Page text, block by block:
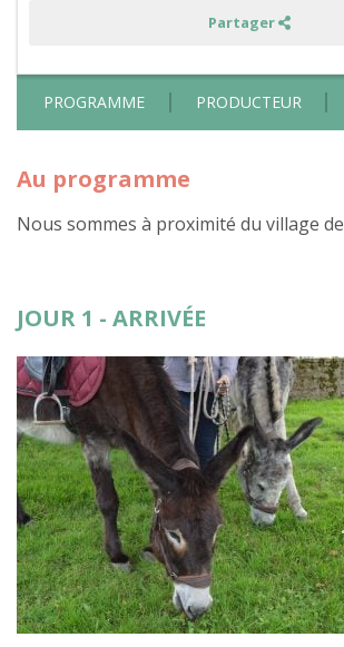
PROGRAMME PRODUCTEUR
Au programme
Nous sommes à proximité du village de
JOUR 1 - ARRIVÉE
Partager